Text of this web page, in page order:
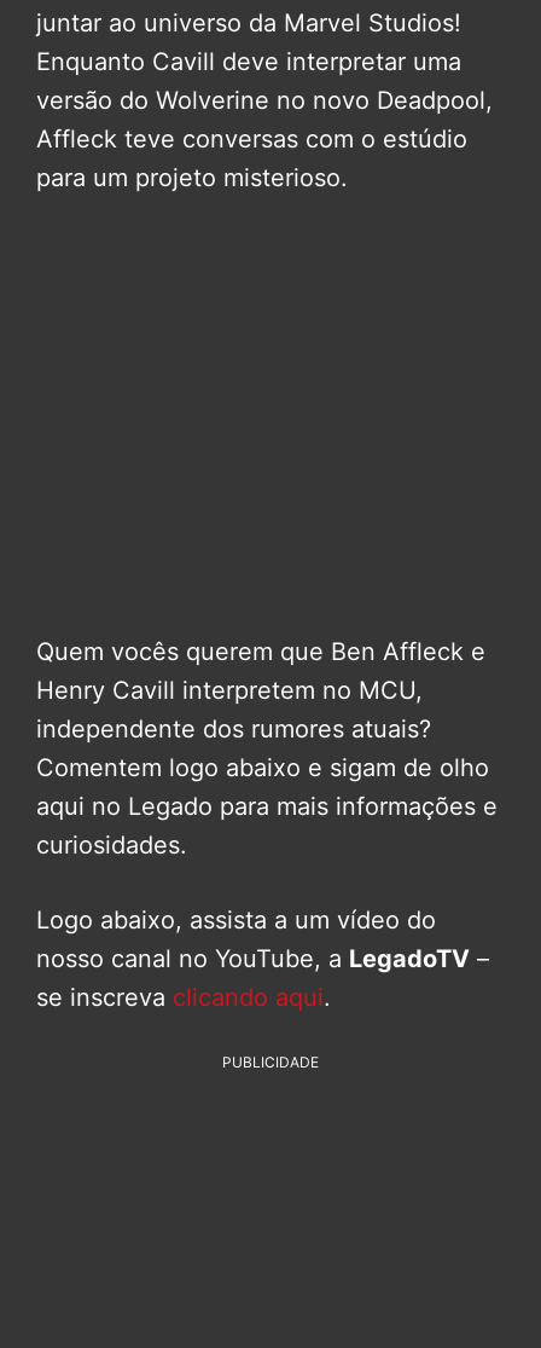
juntar ao universo da Marvel Studios!
Enquanto Cavill deve interpretar uma
versão do Wolverine no novo Deadpool,
Affleck teve conversas com o estúdio
para um projeto misterioso.
Quem vocês querem que Ben Affleck e
Henry Cavill interpretem no MCU,
independente dos rumores atuais?
Comentem logo abaixo e sigam de olho
aqui no Legado para mais informações e
curiosidades.
Logo abaixo, assista a um vídeo do
nosso canal no YouTube, a LegadoTV –
se inscreva clicando aqui.
PUBLICIDADE